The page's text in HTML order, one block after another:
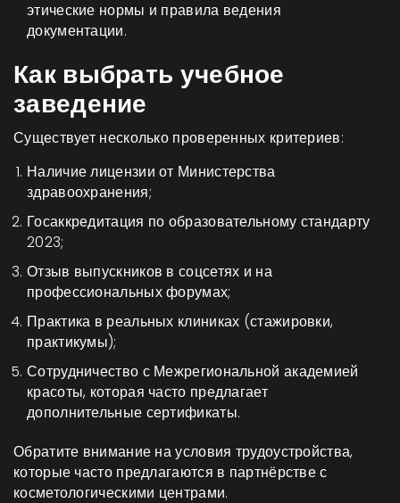
этические нормы и правила ведения
документации.
Как выбрать учебное
заведение
Существует несколько проверенных критериев:
Наличие лицензии от Министерства
здравоохранения;
Госаккредитация по образовательному стандарту
2023;
Отзыв выпускников в соцсетях и на
профессиональных форумах;
Практика в реальных клиниках (стажировки,
практикумы);
Сотрудничество с Межрегиональной академией
красоты, которая часто предлагает
дополнительные сертификаты.
Обратите внимание на условия трудоустройства,
которые часто предлагаются в партнёрстве с
косметологическими центрами.